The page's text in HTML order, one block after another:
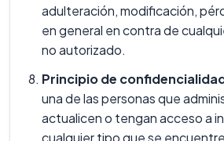
adulteración, modificación,
en general en contra de
no autorizado.
Principio de
una de las personas que
actualicen o tengan acceso a
cualquier tipo que se